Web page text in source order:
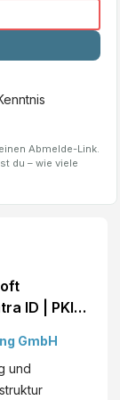
Abmelde-Link.
du – wie viele
ID | PKI
GmbH
und